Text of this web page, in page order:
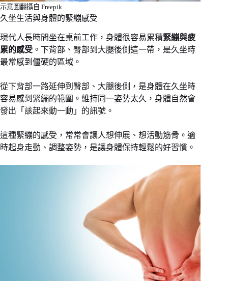
示意圖翻攝自 Freepik
久坐生活與身體的緊繃感受
現代人長時間坐在桌前工作，身體很容易累積緊繃與疲
累的感受 。下背部、臀部到大腿後側這一帶，是久坐時
最常感到僵硬的區域。
從下背部一路延伸到臀部、大腿後側，是身體在久坐時
容易感到緊繃的範圍。維持同一姿勢太久，身體自然會
發出「該起來動一動」的訊號。
這種緊繃的感受，常常會讓人想伸展、想活動筋骨。適
時起身走動、調整姿勢，是讓身體保持輕鬆的好習慣。